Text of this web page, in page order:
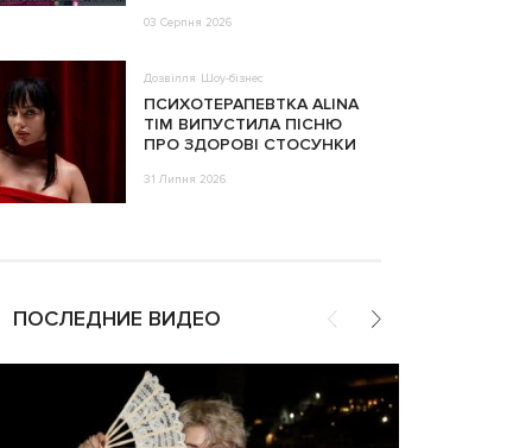
03 Серпня 2026
Дозвілля Шоу-бізнес
ПСИХОТЕРАПЕВТКА ALINA
TIM ВИПУСТИЛА ПІСНЮ
ПРО ЗДОРОВІ СТОСУНКИ
31 Липня 2026
ПОСЛЕДНИЕ ВИДЕО